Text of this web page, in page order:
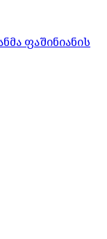
ფაშინიანის